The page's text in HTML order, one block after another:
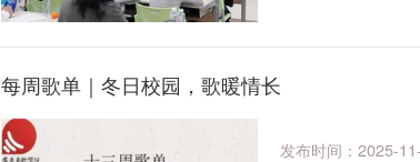
每周歌单｜冬日校园，歌暖情长
发布时间：2025-